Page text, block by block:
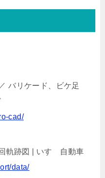
バリケード、ビケ足
cad/
軌跡図 | いすゞ自動車
data/